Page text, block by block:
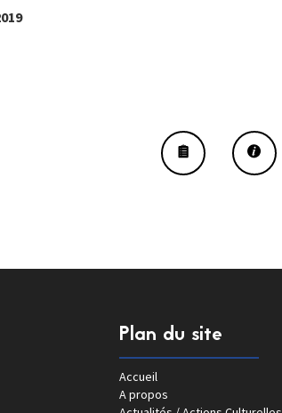
Plan du site
Accueil
A propos